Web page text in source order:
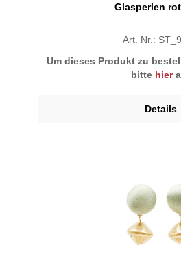
Glasperlen
Art. Nr.:
Um dieses Produkt zu
bitte hier
Details